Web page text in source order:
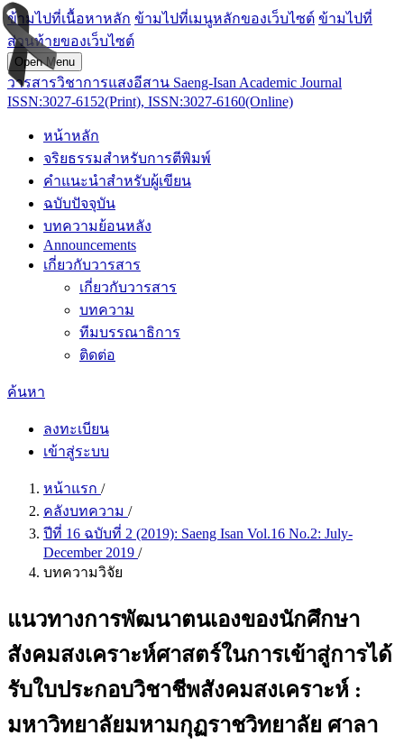
ข้ามไปที่เนื้อหาหลัก ข้ามไปที่เมนูหลักของเว็บไซต์ ข้ามไปที่
ส่วนท้ายของเว็บไซต์
Open Menu
วารสารวิชาการแสงอีสาน Saeng-Isan Academic Journal
ISSN:3027-6152(Print), ISSN:3027-6160(Online)
หน้าหลัก
จริยธรรมสำหรับการตีพิมพ์
คำแนะนำสำหรับผู้เขียน
ฉบับปัจจุบัน
บทความย้อนหลัง
Announcements
เกี่ยวกับวารสาร
เกี่ยวกับวารสาร
บทความ
ทีมบรรณาธิการ
ติดต่อ
ค้นหา
ลงทะเบียน
เข้าสู่ระบบ
หน้าแรก /
คลังบทความ /
ปีที่ 16 ฉบับที่ 2 (2019): Saeng Isan Vol.16 No.2: July-
December 2019 /
บทความวิจัย
แนวทางการพัฒนาตนเองของนักศึกษา
สังคมสงเคราะห์ศาสตร์ในการเข้าสู่การได้
รับใบประกอบวิชาชีพสังคมสงเคราะห์ :
มหาวิทยาลัยมหามกุฏราชวิทยาลัย ศาลา